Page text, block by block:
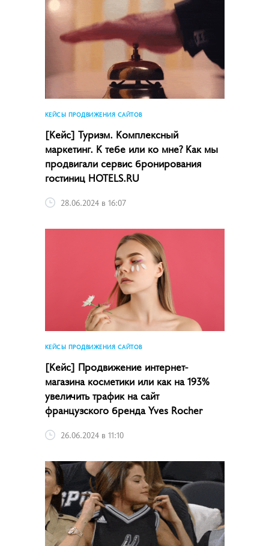
КЕЙСЫ ПРОДВИЖЕНИЯ САЙТОВ
[Кейс] Туризм. Комплексный
маркетинг. К тебе или ко мне? Как мы
продвигали сервис бронирования
гостиниц HOTELS.RU
28.06.2024 в 16:07
КЕЙСЫ ПРОДВИЖЕНИЯ САЙТОВ
[Кейс] Продвижение интернет-
магазина косметики или как на 193%
увеличить трафик на сайт
французского бренда Yves Rocher
26.06.2024 в 11:10